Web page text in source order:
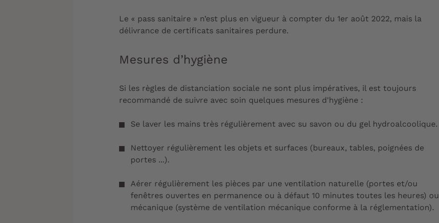
Le « pass sanitaire » n’est plus en vigueur à compter du 1er août 2022, mais la
délivrance de certificats sanitaires perdure.
Mesures d’hygiène
Si les règles de distanciation sociale ne sont plus impératives, il est toujours
recommandé de suivre avec soin quelques mesures d'hygiène :
Se laver les mains très régulièrement avec su savon ou du gel hydroalcoolique.
Nettoyer régulièrement les objets et surfaces (bureaux, tables, poignées de
portes ...).
Aérer régulièrement les pièces par une ventilation naturelle (portes et/ou
fenêtres ouvertes en permanence ou à défaut 10 minutes toutes les heures) ou
mécanique (système de ventilation mécanique conforme à la réglementation).